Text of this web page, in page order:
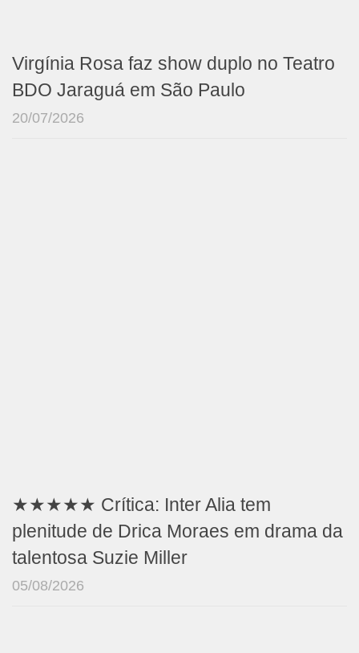
Virgínia Rosa faz show duplo no Teatro
BDO Jaraguá em São Paulo
20/07/2026
★★★★★ Crítica: Inter Alia tem
plenitude de Drica Moraes em drama da
talentosa Suzie Miller
05/08/2026